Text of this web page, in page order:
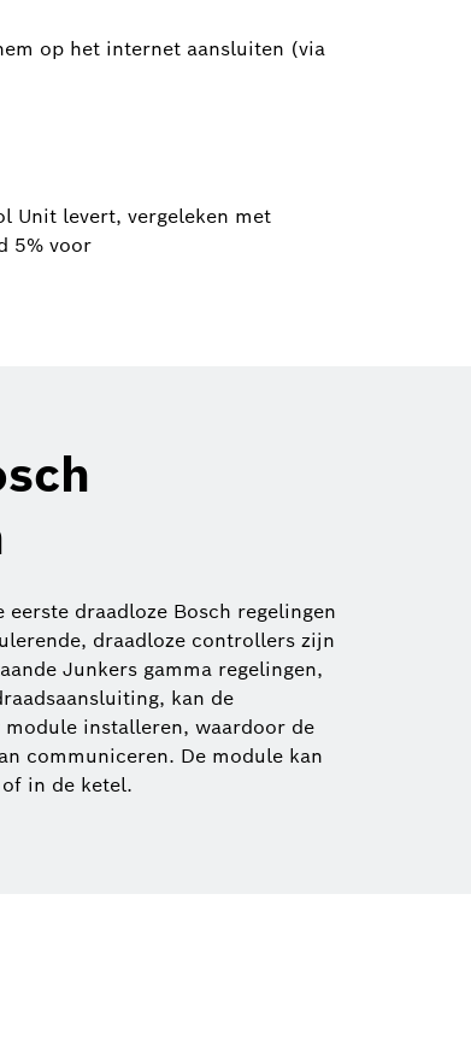
op het internet aansluiten (via
Unit levert, vergeleken met
5% voor
draadloze Bosch regelingen
draadloze controllers zijn
Junkers gamma regelingen,
kan de
installeren, waardoor de
communiceren. De module kan
in de ketel.